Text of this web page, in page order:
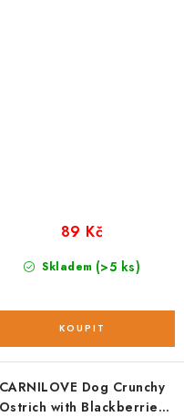
Skladem (>5 ks)
89 Kč
CARNILOVE Dog Crunchy
Ostrich with Blackberries